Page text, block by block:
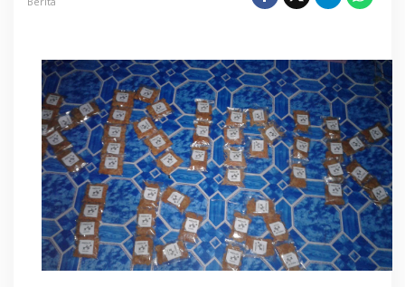
s
a
l
S
a
m
p
a
n
g
B
u
k